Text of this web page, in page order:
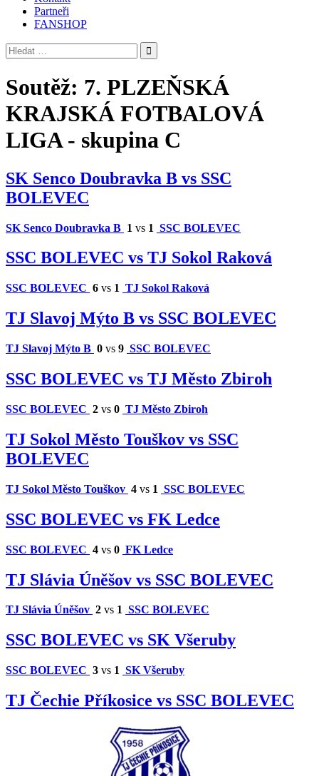
Partneři
FANSHOP
Vyhledávání
Soutěž: 7. PLZEŇSKÁ
KRAJSKÁ FOTBALOVÁ
LIGA - skupina C
SK Senco Doubravka B vs SSC
BOLEVEC
SK Senco Doubravka B 1 vs 1 SSC BOLEVEC
SSC BOLEVEC vs TJ Sokol Raková
SSC BOLEVEC 6 vs 1 TJ Sokol Raková
TJ Slavoj Mýto B vs SSC BOLEVEC
TJ Slavoj Mýto B 0 vs 9 SSC BOLEVEC
SSC BOLEVEC vs TJ Město Zbiroh
SSC BOLEVEC 2 vs 0 TJ Město Zbiroh
TJ Sokol Město Touškov vs SSC
BOLEVEC
TJ Sokol Město Touškov 4 vs 1 SSC BOLEVEC
SSC BOLEVEC vs FK Ledce
SSC BOLEVEC 4 vs 0 FK Ledce
TJ Slávia Úněšov vs SSC BOLEVEC
TJ Slávia Úněšov 2 vs 1 SSC BOLEVEC
SSC BOLEVEC vs SK Všeruby
SSC BOLEVEC 3 vs 1 SK Všeruby
TJ Čechie Příkosice vs SSC BOLEVEC